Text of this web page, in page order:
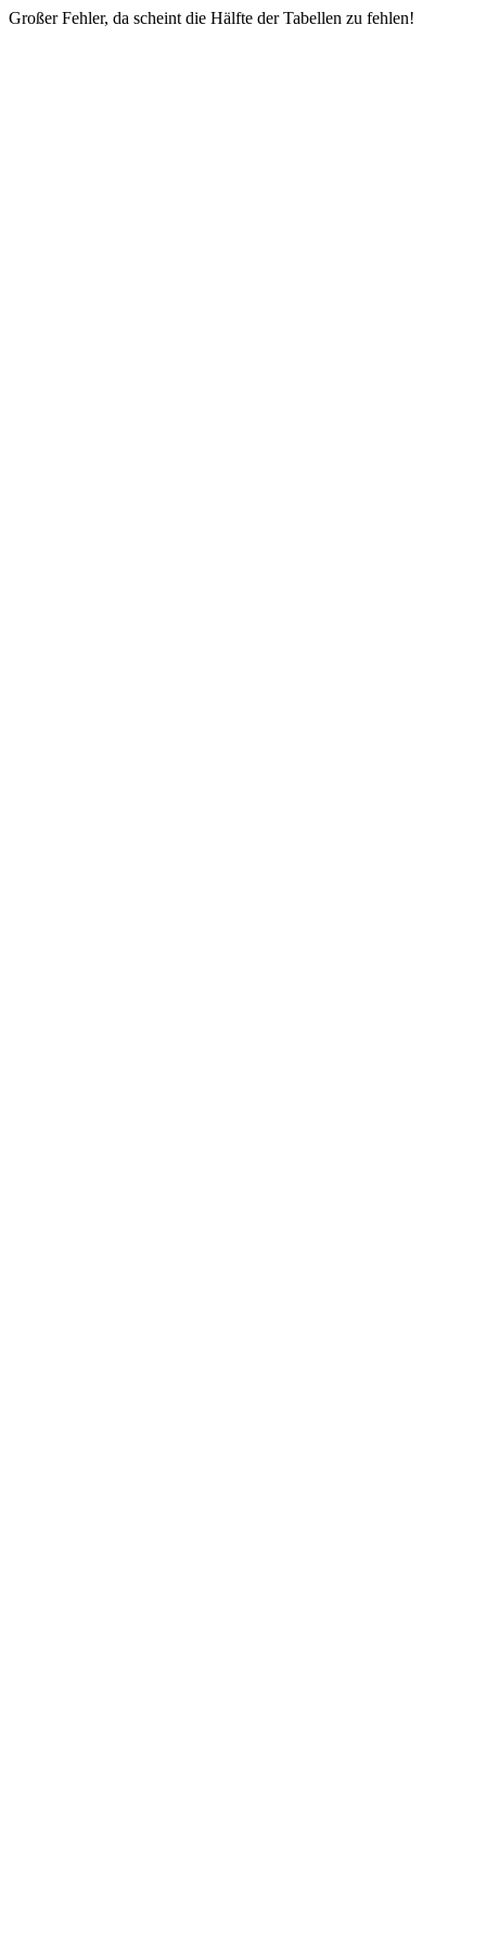
Großer Fehler, da scheint die Hälfte der Tabellen zu fehlen!